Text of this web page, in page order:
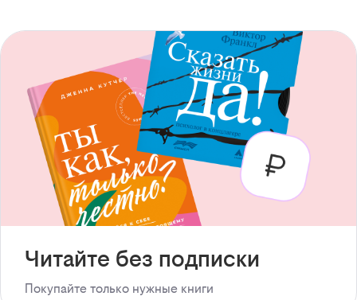
Читайте без подписки
Покупайте только нужные книги